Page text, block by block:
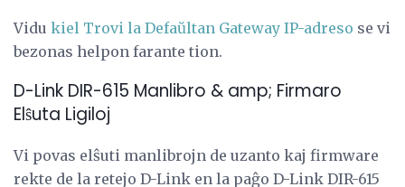
Vidu kiel Trovi la Defaŭltan Gateway IP-adreso se vi
bezonas helpon farante tion.
D-Link DIR-615 Manlibro & amp; Firmaro
Elŝuta Ligiloj
Vi povas elŝuti manlibrojn de uzanto kaj firmware
rekte de la retejo D-Link en la paĝo D-Link DIR-615